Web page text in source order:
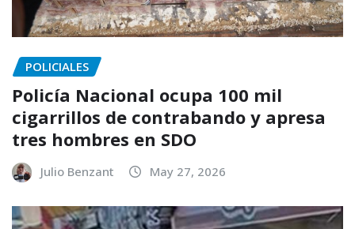
POLICIALES
Policía Nacional ocupa 100 mil
cigarrillos de contrabando y apresa
tres hombres en SDO
Julio Benzant May 27, 2026